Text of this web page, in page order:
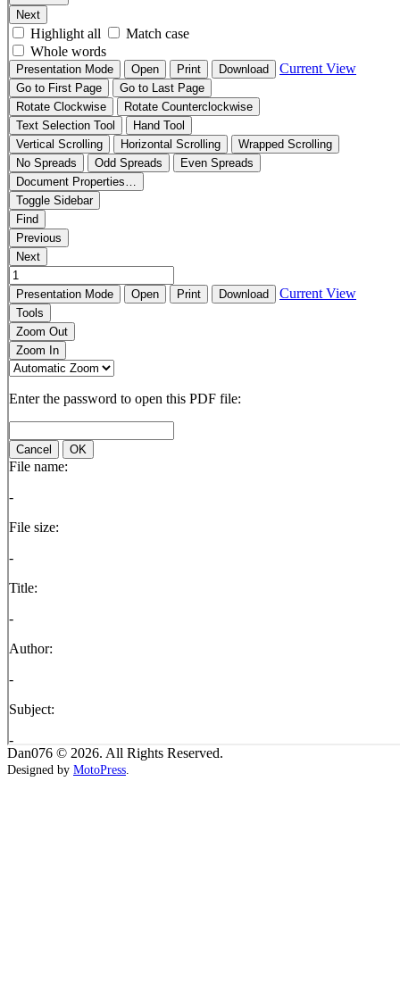
Dan076 © 2026. All Rights Reserved.
Designed by MotoPress